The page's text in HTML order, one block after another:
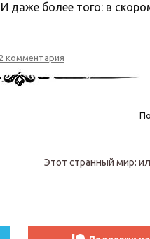
даже более того: в
2 комментария
Этот странный мир: